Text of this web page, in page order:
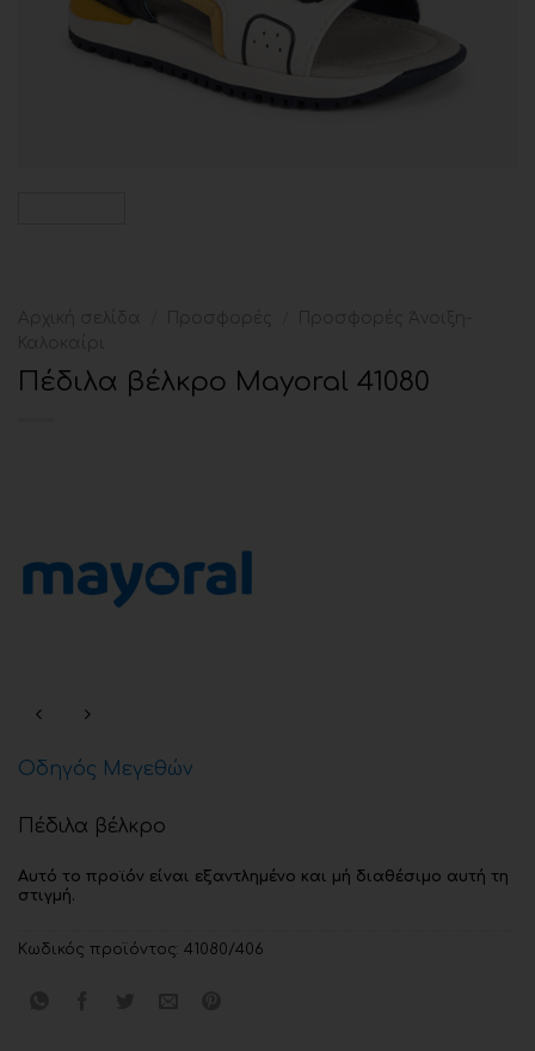
Πέδιλα βέλκρο Mayoral 41080
Οδηγός Μεγεθών
Πέδιλα βέλκρο
Αυτό το προϊόν είναι εξαντλημένο και μή διαθέσιμο αυτή τη
στιγμή.
Κωδικός προϊόντος: 41080/406